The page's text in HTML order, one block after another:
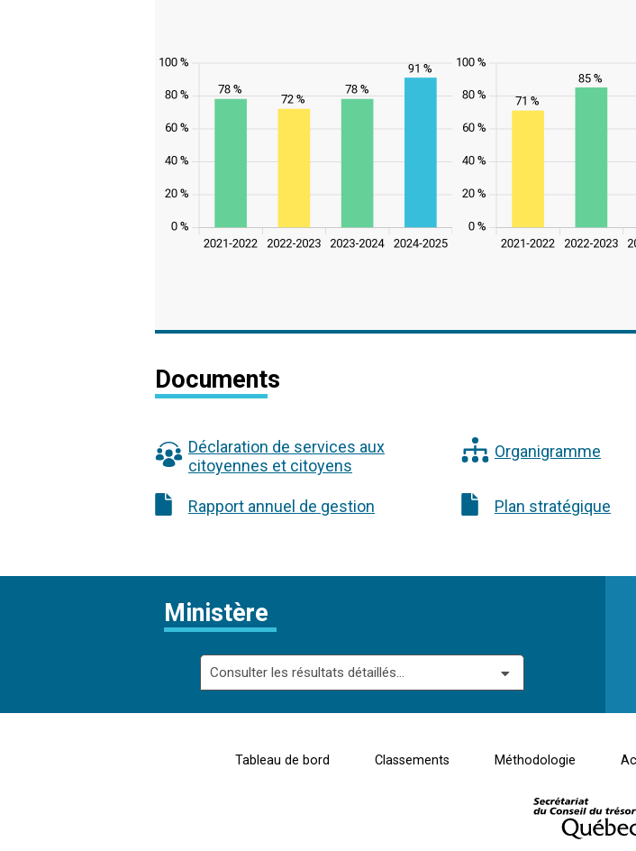
Documents
Déclaration de services aux
citoyennes et citoyens
Organigramme
Rapport annuel de gestion Plan stratégique
Ministère
Consulter les résultats détaillés...
Tableau de bord Classements Méthodologie